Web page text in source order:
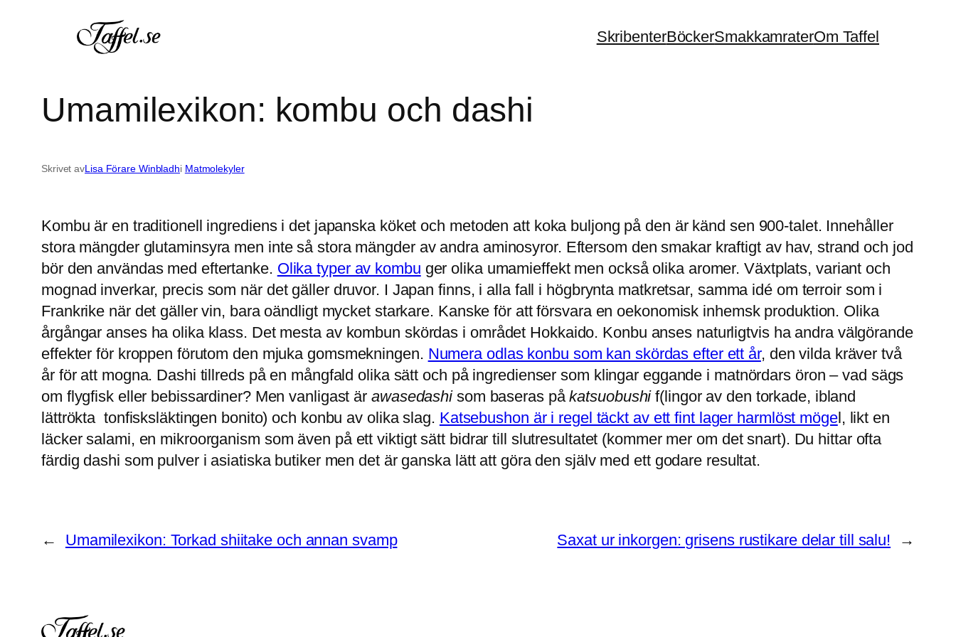
SkribenterBöckerSmakkamraterOm Taffel
Umamilexikon: kombu och dashi
Skrivet avLisa Förare Winbladhi Matmolekyler
Kombu är en traditionell ingrediens i det japanska köket och metoden att koka buljong på den är känd sen 900-talet. Innehåller
stora mängder glutaminsyra men inte så stora mängder av andra aminosyror. Eftersom den smakar kraftigt av hav, strand och jod
bör den användas med eftertanke. Olika typer av kombu ger olika umamieffekt men också olika aromer. Växtplats, variant och
mognad inverkar, precis som när det gäller druvor. I Japan finns, i alla fall i högbrynta matkretsar, samma idé om terroir som i
Frankrike när det gäller vin, bara oändligt mycket starkare. Kanske för att försvara en oekonomisk inhemsk produktion. Olika
årgångar anses ha olika klass. Det mesta av kombun skördas i området Hokkaido. Konbu anses naturligtvis ha andra välgörande
effekter för kroppen förutom den mjuka gomsmekningen. Numera odlas konbu som kan skördas efter ett år, den vilda kräver två
år för att mogna. Dashi tillreds på en mångfald olika sätt och på ingredienser som klingar eggande i matnördars öron – vad sägs
om flygfisk eller bebissardiner? Men vanligast är awasedashisom baseras påkatsuobushif(lingor av den torkade, ibland
lättrökta tonfisksläktingen bonito) och konbu av olika slag. Katsebushon är i regel täckt av ett fint lager harmlöst mögel, likt en
läcker salami, en mikroorganism som även på ett viktigt sätt bidrar till slutresultatet (kommer mer om det snart). Du hittar ofta
färdig dashi som pulver i asiatiska butiker men det är ganska lätt att göra den själv med ett godare resultat.
← Umamilexikon: Torkad shiitake och annan svamp Saxat ur inkorgen: grisens rustikare delar till salu! →